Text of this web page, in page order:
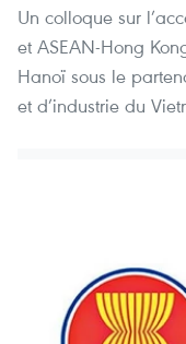
Un colloque sur
et ASEAN-Hong
Hanoï sous le
et d’industrie du